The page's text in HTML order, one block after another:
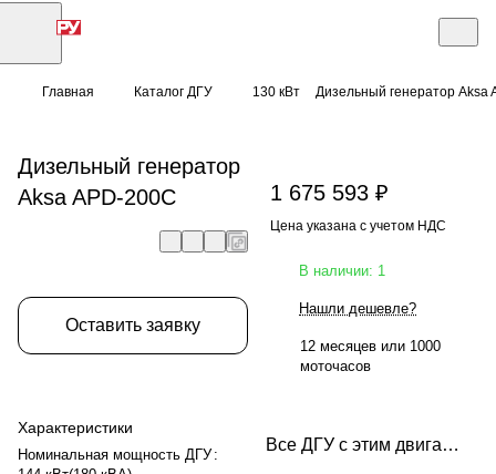
Главная Каталог ДГУ 130 кВт Дизельный генератор Aksa
Дизельный генератор
Aksa APD-200C
Оставить заявку
Характеристики
Номинальная мощность ДГУ :
1 675 593 ₽
Цена указана с учетом НДС
В наличии: 1
Нашли дешевле?
12 месяцев или 1000
моточасов
Все ДГУ с этим двигателем